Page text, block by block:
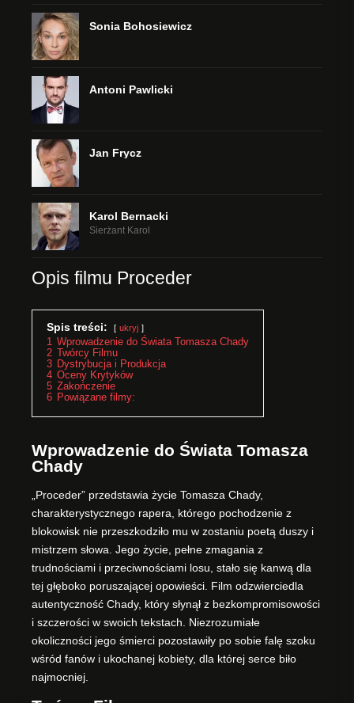
Sonia Bohosiewicz
Antoni Pawlicki
Jan Frycz
Karol Bernacki
Sierżant Karol
Opis filmu Proceder
Spis treści: ukryj
1 Wprowadzenie do Świata Tomasza Chady
2
Twórcy Filmu
3 Dystrybucja i Produkcja
4 Oceny Krytyków
5 Zakończenie
6 Powiązane filmy:
Wprowadzenie do Świata Tomasza
Chady
„Proceder” przedstawia życie Tomasza Chady,
charakterystycznego rapera, którego pochodzenie z
blokowisk nie przeszkodziło mu w zostaniu poetą duszy i
mistrzem słowa. Jego życie, pełne zmagania z
trudnościami i przeciwnościami losu, stało się kanwą dla
tej głęboko poruszającej opowieści. Film odzwierciedla
autentyczność Chady, który słynął z bezkompromisowości
i szczerości w swoich tekstach. Niezrozumiałe
okoliczności jego śmierci pozostawiły po sobie falę szoku
wśród fanów i ukochanej kobiety, dla której serce biło
najmocniej.